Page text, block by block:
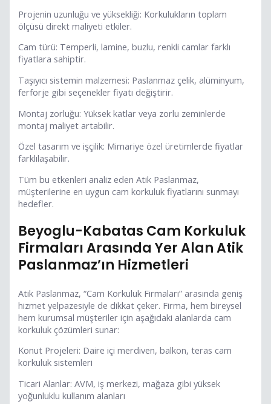
Projenin uzunluğu ve yüksekliği: Korkulukların toplam
ölçüsü direkt maliyeti etkiler.
Cam türü: Temperli, lamine, buzlu, renkli camlar farklı
fiyatlara sahiptir.
Taşıyıcı sistemin malzemesi: Paslanmaz çelik, alüminyum,
ferforje gibi seçenekler fiyatı değiştirir.
Montaj zorluğu: Yüksek katlar veya zorlu zeminlerde
montaj maliyet artabilir.
Özel tasarım ve işçilik: Mimariye özel üretimlerde fiyatlar
farklılaşabilir.
Tüm bu etkenleri analiz eden Atik Paslanmaz,
müşterilerine en uygun cam korkuluk fiyatlarını sunmayı
hedefler.
Beyoglu-Kabatas Cam Korkuluk
Firmaları Arasında Yer Alan Atik
Paslanmaz’ın Hizmetleri
Atik Paslanmaz, “Cam Korkuluk Firmaları” arasında geniş
hizmet yelpazesiyle de dikkat çeker. Firma, hem bireysel
hem kurumsal müşteriler için aşağıdaki alanlarda cam
korkuluk çözümleri sunar:
Konut Projeleri: Daire içi merdiven, balkon, teras cam
korkuluk sistemleri
Ticari Alanlar: AVM, iş merkezi, mağaza gibi yüksek
yoğunluklu kullanım alanları